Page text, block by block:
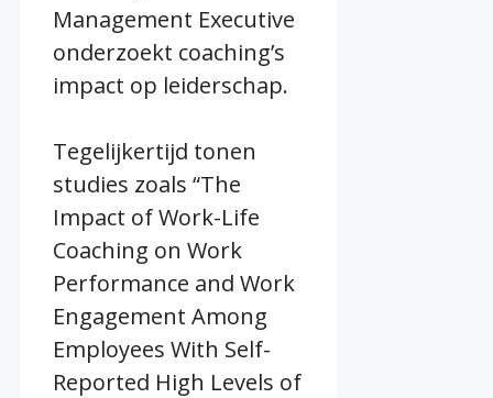
Management Executive
onderzoekt coaching’s
impact op leiderschap.
Tegelijkertijd tonen
studies zoals “The
Impact of Work-Life
Coaching on Work
Performance and Work
Engagement Among
Employees With Self-
Reported High Levels of